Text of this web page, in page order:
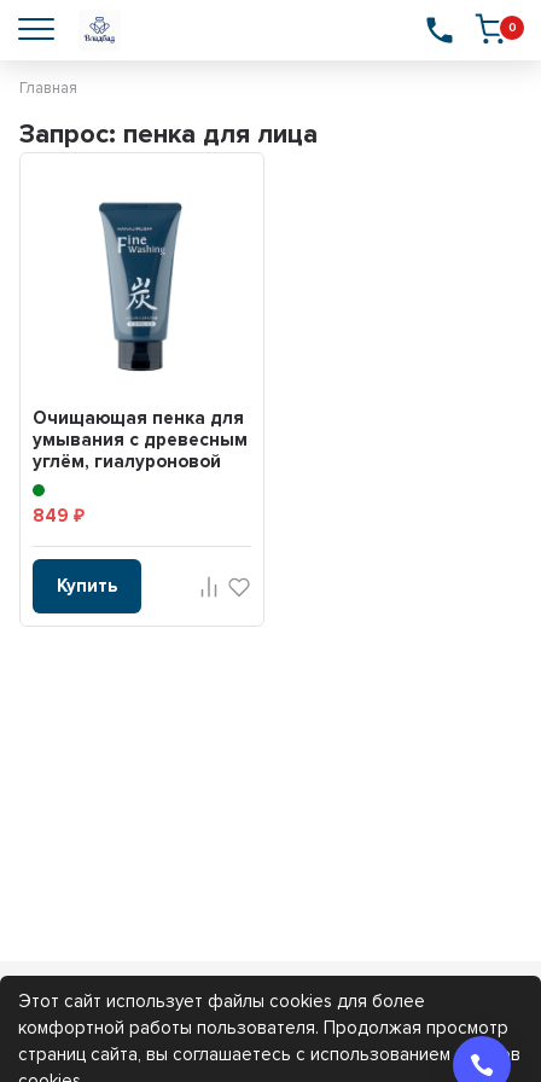
Этот сайт использует файлы cookies для более
комфортной работы пользователя. Продолжая просмотр
страниц сайта, вы соглашаетесь с использованием файлов
0
Главная
Запрос: пенка для лица
Очищающая пенка для
умывания с древесным
углём, гиалуроновой
кислой, экстрак...
849₽
Купить
Каталог Покупателям